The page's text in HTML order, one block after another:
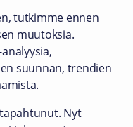
tutkimme ennen
muutoksia.
suunnan, trendien
Nyt